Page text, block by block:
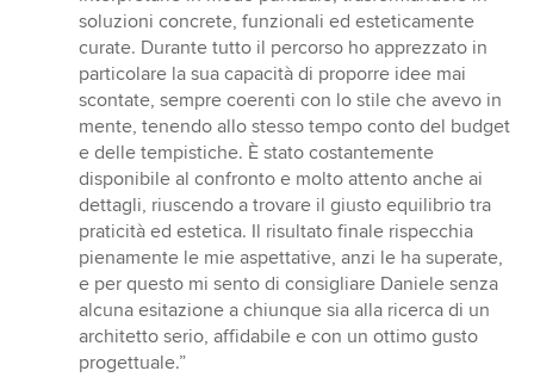
soluzioni concrete, funzionali ed esteticamente
curate. Durante tutto il percorso ho apprezzato in
particolare la sua capacità di proporre idee mai
scontate, sempre coerenti con lo stile che avevo in
mente, tenendo allo stesso tempo conto del budget
e delle tempistiche. È stato costantemente
disponibile al confronto e molto attento anche ai
dettagli, riuscendo a trovare il giusto equilibrio tra
praticità ed estetica. Il risultato finale rispecchia
pienamente le mie aspettative, anzi le ha superate,
e per questo mi sento di consigliare Daniele senza
alcuna esitazione a chiunque sia alla ricerca di un
architetto serio, affidabile e con un ottimo gusto
progettuale.”